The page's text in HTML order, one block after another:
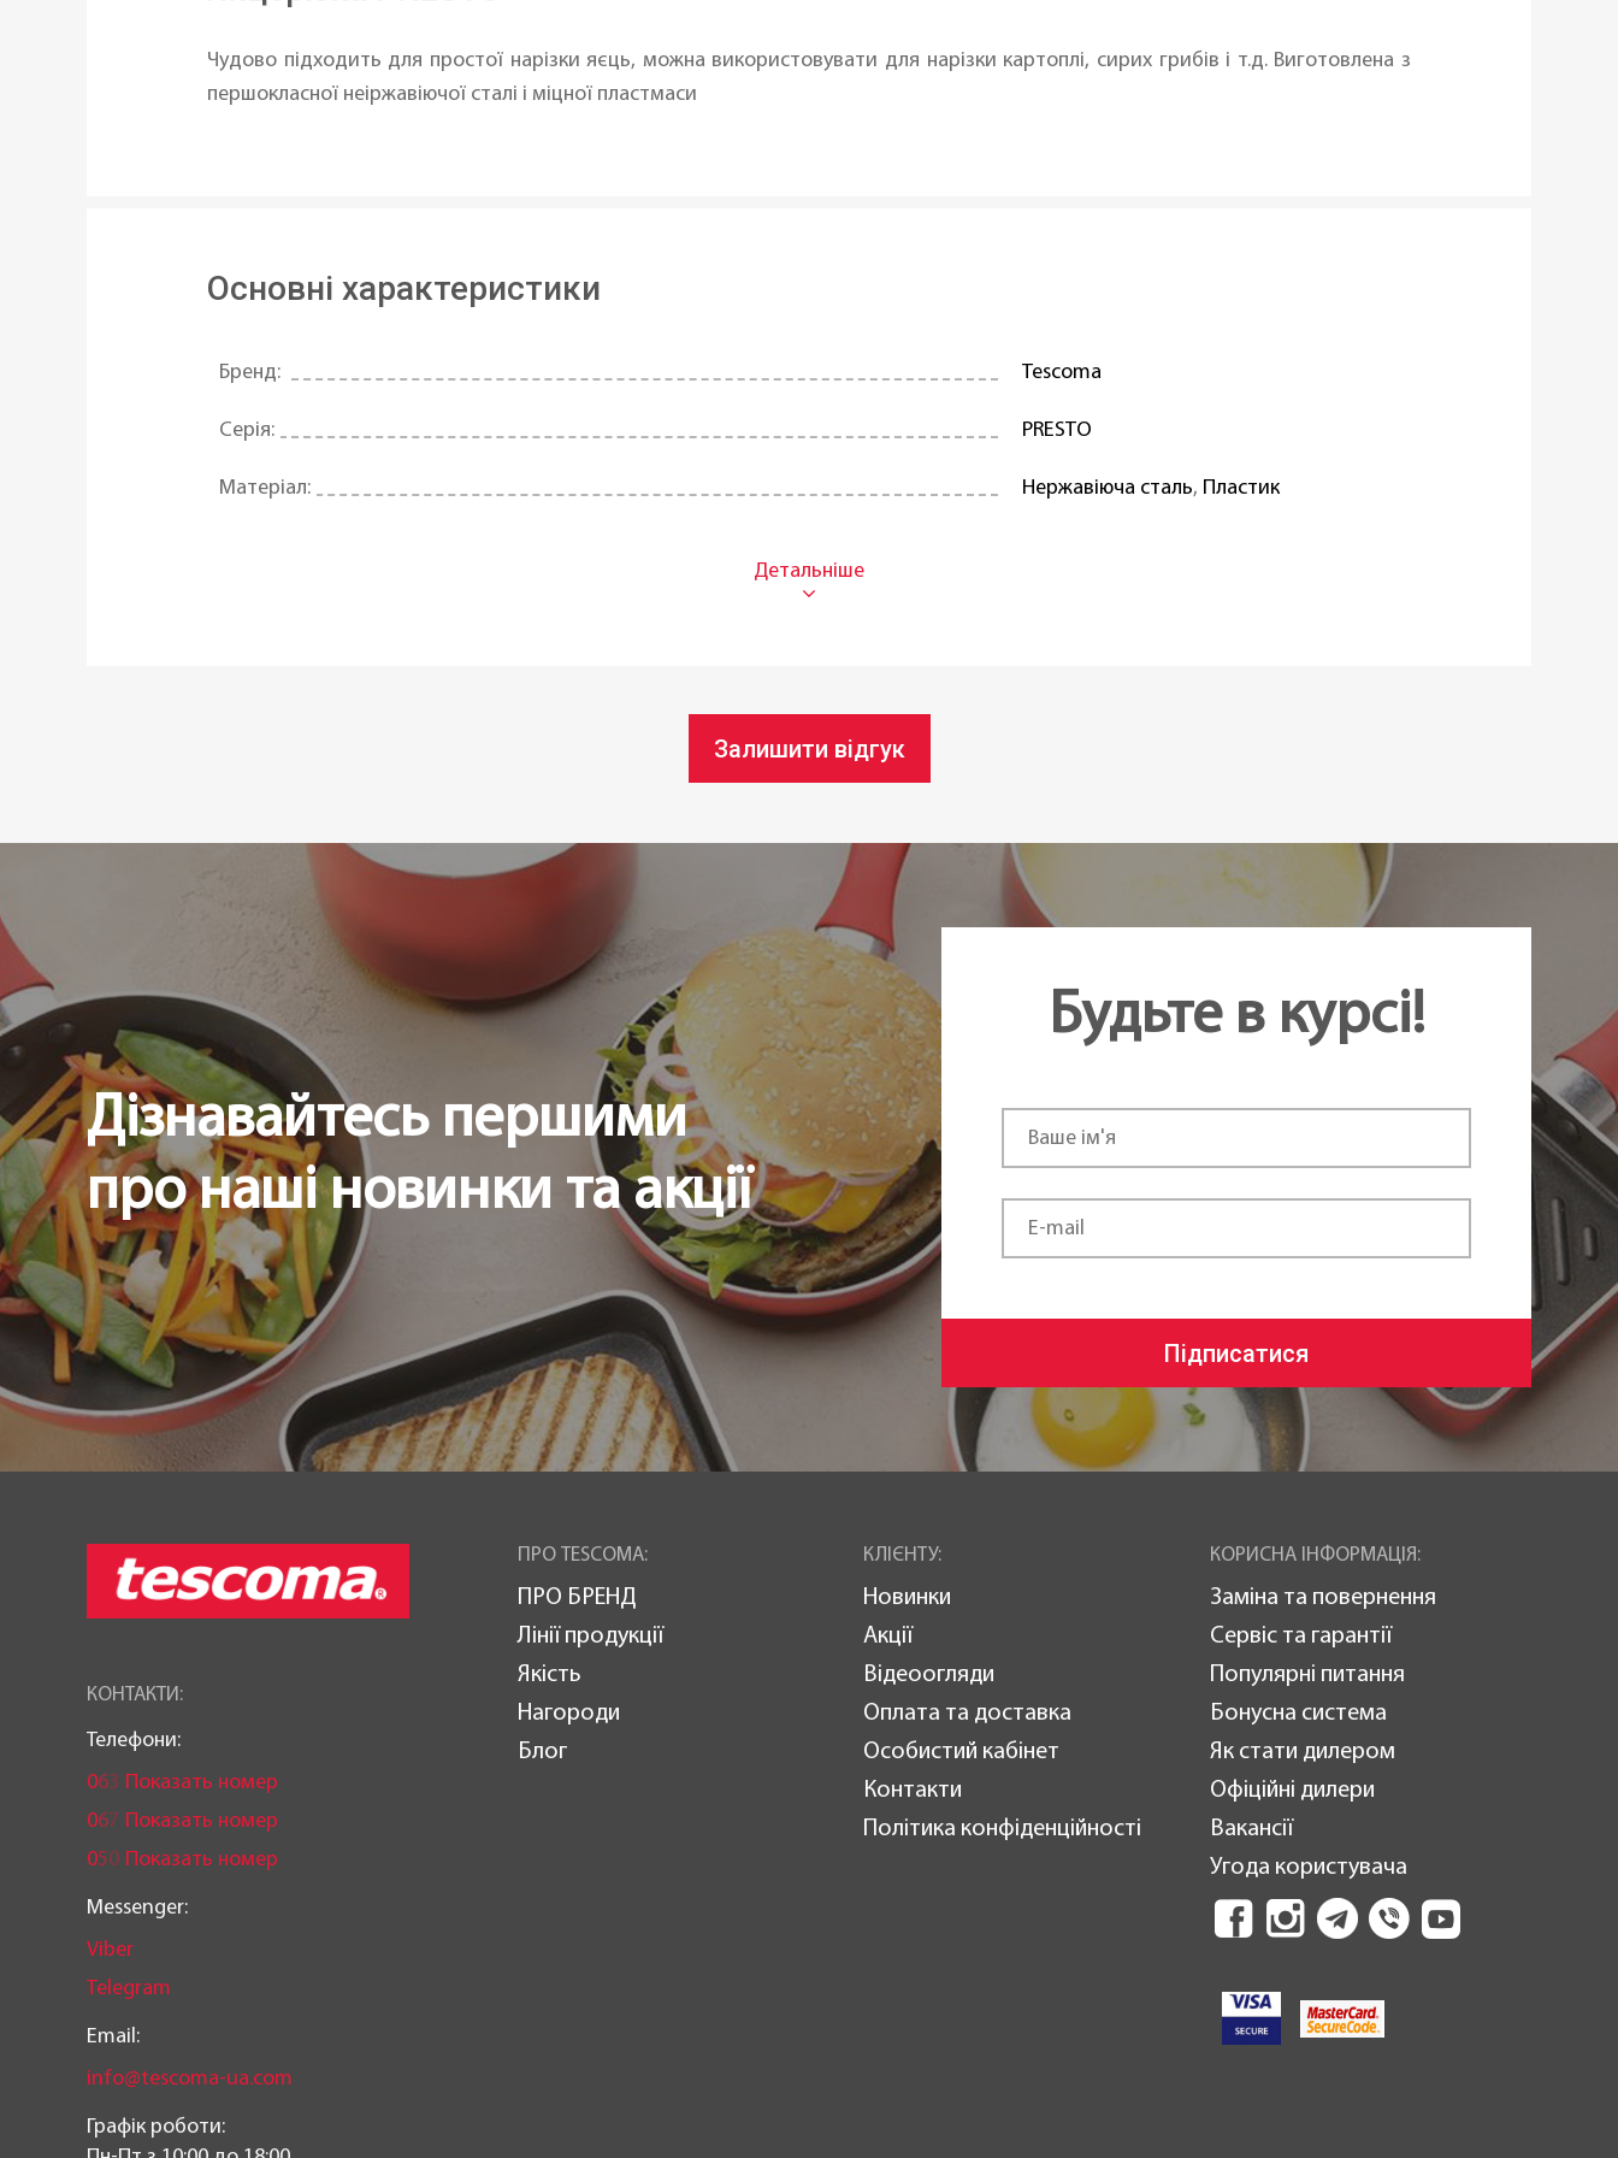
Чудово підходить для простої нарізки яєць, можна використовувати для нарізки картоплі, сирих грибів і т.д. Виготовлена ​​з
першокласної неіржавіючої сталі і міцної пластмаси
Основні характеристики
Бренд: Tescoma
Серія: PRESTO
Матеріал: Нержавіюча сталь, Пластик
Залишити відгук
Дізнавайтесь першими
про наші новинки та акції
Будьте в курсі!
Підписатися
КОНТАКТИ:
Телефони:
063 Показать номер
067 Показать номер
050 Показать номер
Messenger:
Viber
Telegram
Email:
info@tescoma-ua.com
Графік роботи:
ПРО TESCOMA:
ПРО БРЕНД
Лінії продукції
Якість
Нагороди
Блог
КЛІЄНТУ:
Новинки
Акції
Відеоогляди
Оплата та доставка
Особистий кабінет
Контакти
Політика конфіденційності
КОРИСНА ІНФОРМАЦІЯ:
Заміна та повернення
Сервіс та гарантії
Популярні питання
Бонусна система
Як стати дилером
Офіційні дилери
Вакансії
Угода користувача